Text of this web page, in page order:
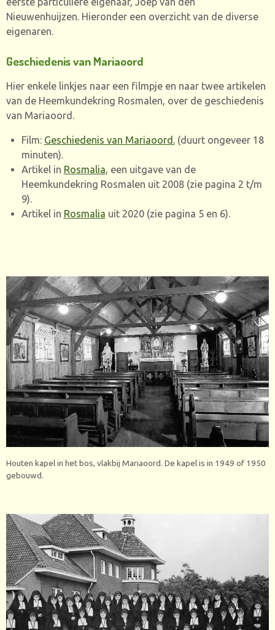
Nieuwenhuijzen. Hieronder een overzicht van de diverse
eigenaren.
Geschiedenis van Mariaoord
Hier enkele linkjes naar een filmpje en naar twee artikelen
van de Heemkundekring Rosmalen, over de geschiedenis
van Mariaoord.
Film: Geschiedenis van Mariaoord.(duurt ongeveer 18
minuten).
Artikel in Rosmalia, een uitgave van de
Heemkundekring Rosmalen uit 2008 (zie pagina 2 t/m
9).
Artikel in Rosmalia uit 2020 (zie pagina 5 en 6).
Houten kapel in het bos, vlakbij Mariaoord. De kapel is in 1949 of 1950
gebouwd.